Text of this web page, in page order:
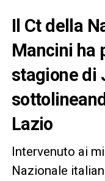
Il Ct della
Mancini ha
stagione di
Lazio
Intervenuto ai
Nazionale